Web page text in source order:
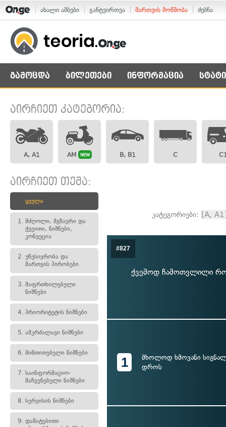
ახალი ამბები განტვირთვა მართვის მოწმობა ძებნა
გამოცდა ბილეთები ინფორმაცია
აირჩიეთ კატეგორია:
A, A1 AM NEW B, B1 C
აირჩიეთ თემა:
ყველა
1. მძღოლი, მგზავრი და
ქვეითი, ნიშნები,
კონვეცია
2. უწესივრობა და
მართვის პირობები
3. მაფრთხილებელი
ნიშნები
4. პრიორიტეტის ნიშნები
5. ამკრძალავი ნიშნები
6. მიმთითებელი ნიშნები
7. საინფორმაციო-
მაჩვენებელი ნიშნები
8. სერვისის ნიშნები
9. დამატებითი
კატეგორიები: [A,
#827
ქვემოდ ჩამოთვლილი
1
მხოლოდ ხმოვანი
დროს